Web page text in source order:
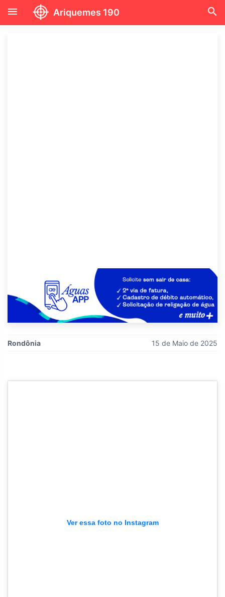
menu Ariquemes 190 search
Rondônia 15 de Maio de 2025
Ver essa foto no Instagram